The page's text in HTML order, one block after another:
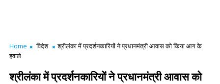
Home विदेश
श्रीलंका में प्रदर्शनकारियों ने प्रधानमंत्री आवास को किया आग के
हवाले
श्रीलंका में प्रदर्शनकारियों ने प्रधानमंत्री आवास को